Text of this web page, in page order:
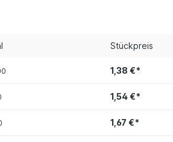
Stückpreis
1,67 €*
1,54 €*
1,38 €*